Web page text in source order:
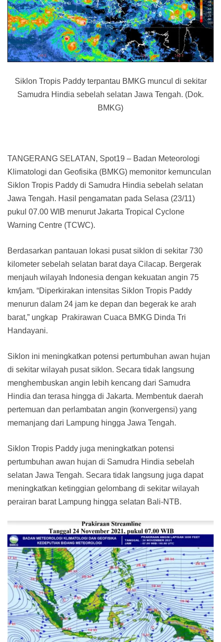
Siklon Tropis Paddy terpantau BMKG muncul di sekitar
Samudra Hindia sebelah selatan Jawa Tengah. (Dok.
BMKG)
TANGERANG SELATAN, Spot19 – Badan Meteorologi
Klimatologi dan Geofisika (BMKG) memonitor kemunculan
Siklon Tropis Paddy di Samudra Hindia sebelah selatan
Jawa Tengah. Hasil pengamatan pada Selasa (23/11)
pukul 07.00 WIB menurut Jakarta Tropical Cyclone
Warning Centre (TCWC).
Berdasarkan pantauan lokasi pusat siklon di sekitar 730
kilometer sebelah selatan barat daya Cilacap. Bergerak
menjauh wilayah Indonesia dengan kekuatan angin 75
km/jam. “Diperkirakan intensitas Siklon Tropis Paddy
menurun dalam 24 jam ke depan dan begerak ke arah
barat,” ungkap Prakirawan Cuaca BMKG Dinda Tri
Handayani.
Siklon ini meningkatkan potensi pertumbuhan awan hujan
di sekitar wilayah pusat siklon. Secara tidak langsung
menghembuskan angin lebih kencang dari Samudra
Hindia dan terasa hingga di Jakarta. Membentuk daerah
pertemuan dan perlambatan angin (konvergensi) yang
memanjang dari Lampung hingga Jawa Tengah.
Siklon Tropis Paddy juga meningkatkan potensi
pertumbuhan awan hujan di Samudra Hindia sebelah
selatan Jawa Tengah. Secara tidak langsung juga dapat
meningkatkan ketinggian gelombang di sekitar wilayah
perairan barat Lampung hingga selatan Bali-NTB.